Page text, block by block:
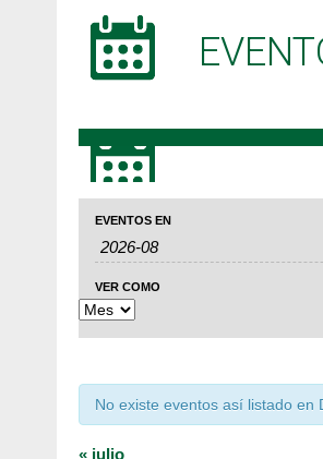
Navegación
de
búsqueda
y
de
Eventos
Búsqueda
de
Eventos
EVENTOS EN
Navegación
de
vistas
de
VER COMO
No existe eventos así listado en
« julio